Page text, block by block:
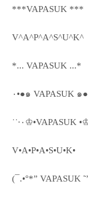
***VAPASUK ***
V^A^P^A^S^U^K^
*... VAPASUK ...*
V•A•P•A•S•U•K•
(¯.•°*” VAPASUK